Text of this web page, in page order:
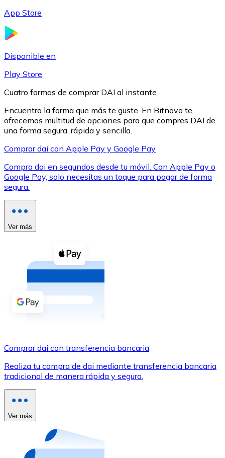
XRP
XRP
Efectivo
Comprar con efectivo
Transferencia SEPA
Añade fondos a tu cuenta Bitnovo o realiza compras
Utiliza tarjetas Visa y Mastercard para comprar
Comprar con tarjeta
Tienda - Tarjetas regalo
Compra tarjetas regalo de tus marcas favoritas con
Ir a la tienda de tarjetas regalo
App Store
Disponible en
Play Store
Cuatro formas de comprar DAI al instante
Encuentra la forma que más te guste. En Bitnovo te
ofrecemos multitud de opciones para que compres DAI de
una forma segura, rápida y sencilla.
Comprar dai con Apple Pay y Google Pay
Compra dai en segundos desde tu móvil. Con Apple Pay o
Google Pay, solo necesitas un toque para pagar de forma
segura.
Ver más
Comprar dai con transferencia bancaria
Realiza tu compra de dai mediante transferencia bancaria
tradicional de manera rápida y segura.
Ver más